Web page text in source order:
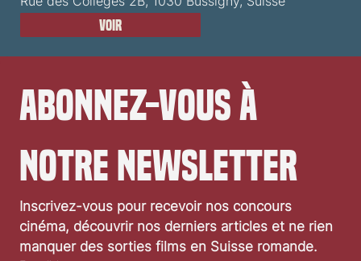
Voir
Abonnez-vous à
notre newsletter
Inscrivez-vous pour recevoir nos concours
cinéma, découvrir nos derniers articles et ne rien
manquer des sorties films en Suisse romande.